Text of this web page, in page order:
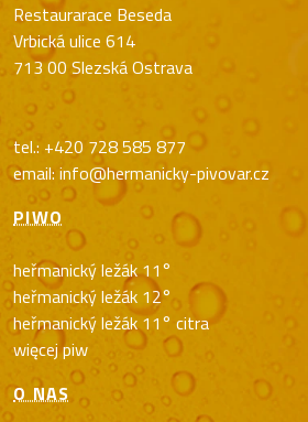
Restaurarace Beseda
Vrbická ulice 614
713 00 Slezská Ostrava
tel.: +420 728 585 877
email: info@hermanicky-pivovar.cz
PIWO
heřmanický ležák 11°
heřmanický ležák 12°
heřmanický ležák 11° citra
więcej piw
O NAS